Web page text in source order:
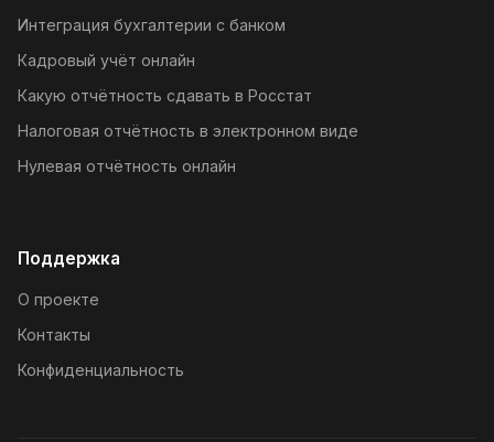
Интеграция бухгалтерии с банком
Кадровый учёт онлайн
Какую отчётность сдавать в Росстат
Налоговая отчётность в электронном виде
Нулевая отчётность онлайн
Поддержка
О проекте
Контакты
Конфиденциальность